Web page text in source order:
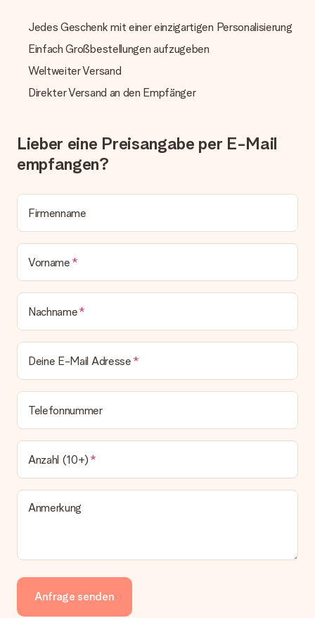
Geschenk empfangen
Was, wenn das Geschenk meine Erwartungen nicht
erfüllt?
Sollte das Geschenk wider Erwarten deine Erwartungen nicht
Wird die Rechnung mit der Bestellung mitverschickt?
Alle Lieferungen erfolgen ohne Rechnung und/oder
zeitgleich mit der Bestätigungsmail und kannst sie jederzeit in
deinem MySurprise Account einsehen. Du kannst das
Jedes Geschenk mit einer einzigartigen Personalisierung
Einfach Großbestellungen aufzugeben
Weltweiter Versand
Direkter Versand an den Empfänger
Lieber eine Preisangabe per E-Mail
empfangen?
Firmenname
Vorname
Nachname
Deine E-Mail Adresse
Telefonnummer
Anzahl (10+)
Anmerkung
Anfrage senden